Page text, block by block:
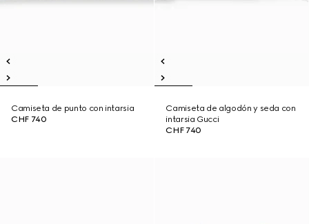
Camiseta de punto con intarsia
CHF 740
Camiseta de algodón y seda con
intarsia Gucci
CHF 740